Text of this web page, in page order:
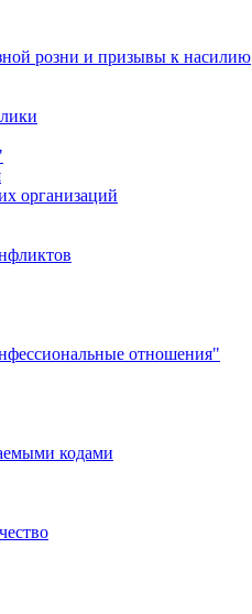
розни и призывы к насилию
организаций
отношения"
кодами